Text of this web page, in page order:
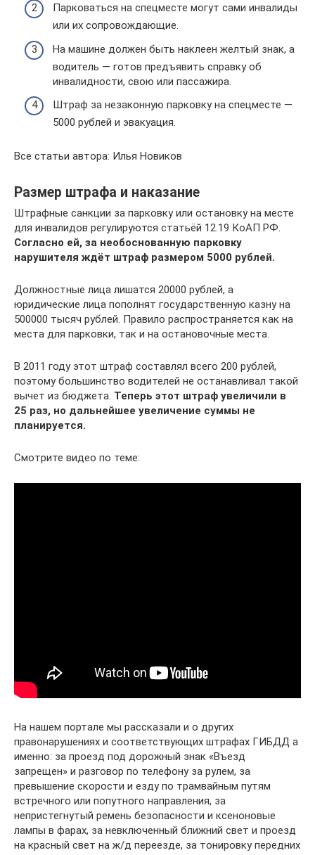
Парковаться на спецместе могут сами инвалиды
или их сопровождающие.
На машине должен быть наклеен желтый знак, а
водитель — готов предъявить справку об
инвалидности, свою или пассажира.
Штраф за незаконную парковку на спецместе —
5000 рублей и эвакуация.
Все статьи автора: Илья Новиков
Размер штрафа и наказание
Штрафные санкции за парковку или остановку на месте
для инвалидов регулируются статьёй 12.19 КоАП РФ.
Согласно ей, за необоснованную парковку
нарушителя ждёт штраф размером 5000 рублей.
Должностные лица лишатся 20000 рублей, а
юридические лица пополнят государственную казну на
500000 тысяч рублей. Правило распространяется как на
места для парковки, так и на остановочные места.
В 2011 году этот штраф составлял всего 200 рублей,
поэтому большинство водителей не останавливал такой
вычет из бюджета. Теперь этот штраф увеличили в
25 раз, но дальнейшее увеличение суммы не
планируется.
Смотрите видео по теме:
На нашем портале мы рассказали и о других
правонарушениях и соответствующих штрафах ГИБДД а
именно: за проезд под дорожный знак «Въезд
запрещен» и разговор по телефону за рулем, за
превышение скорости и езду по трамвайным путям
встречного или попутного направления, за
непристегнутый ремень безопасности и ксеноновые
лампы в фарах, за невключенный ближний свет и проезд
на красный свет на ж/д переезде, за тонировку передних